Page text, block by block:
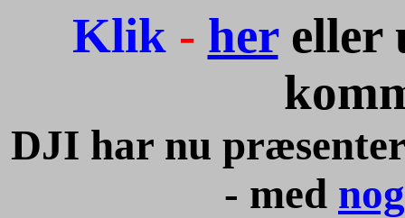
Klik - her eller
DJI har nu
- med